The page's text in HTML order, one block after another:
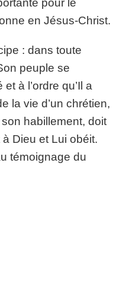
pour le
en Jésus-Christ.
: dans toute
peuple se
à l’ordre qu’Il a
la vie d’un chrétien,
habillement, doit
à Dieu et Lui obéit.
témoignage du